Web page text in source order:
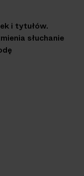
i tytułów.
słuchanie